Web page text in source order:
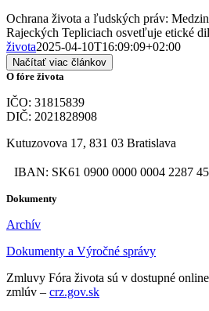
Ochrana života a ľudských práv:
Rajeckých Tepliciach osvetľuje etické
života2025-04-10T16:09:09+02:00
Načítať viac článkov
O fóre života
IČO: 31815839
DIČ: 2021828908
Kutuzovova 17, 831 03 Bratislava
IBAN: SK61 0900 0000 0004 2287
Dokumenty
Archív
Dokumenty a Výročné správy
Zmluvy Fóra života sú v dostupné
zmlúv – crz.gov.sk